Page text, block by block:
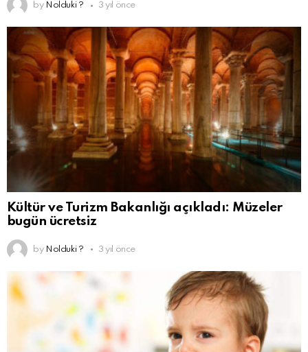
by Nolduki ? 3 yıl önce
Kültür ve Turizm Bakanlığı açıkladı: Müzeler
bugün ücretsiz
by Nolduki ? 3 yıl önce